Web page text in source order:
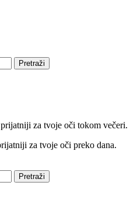
Pretraži
za tvoje oči tokom večeri.
za tvoje oči preko dana.
Pretraži